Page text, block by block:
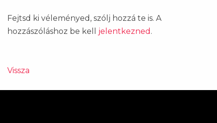
Fejtsd ki véleményed, szólj hozzá te is. A
hozzászóláshoz be kell jelentkezned .
Vissza